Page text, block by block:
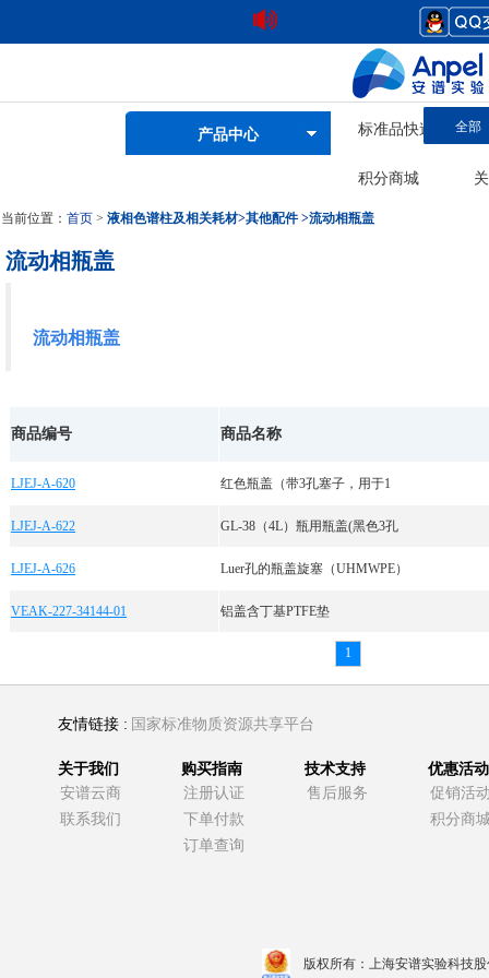
全部
产品中心 标准品快速查询
积分商城
当前位置： 首页 > 液相色谱柱及相关耗材>其他配件>流动相瓶盖
流动相瓶盖
流动相瓶盖
商品编号 商品名称
LJEJ-A-620 红色瓶盖（带3孔塞子，用于1
LJEJ-A-622 GL-38（4L）瓶用瓶盖(黑色3孔
LJEJ-A-626 Luer孔的瓶盖旋塞（UHMWPE）
VEAK-227-34144-01 铝盖含丁基PTFE垫
1
友情链接 : 国家标准物质资源共享平台
关于我们
安谱云商
联系我们
购买指南
注册认证
下单付款
订单查询
技术支持
售后服务
优惠活动
促销活
积分商
版权所有：上海安谱实验科技